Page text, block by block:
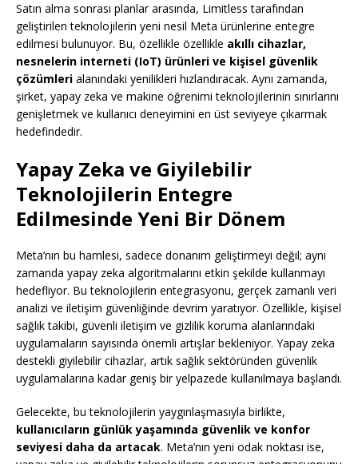
Satın alma sonrası planlar arasında, Limitless tarafından
geliştirilen teknolojilerin yeni nesil Meta ürünlerine entegre
edilmesi bulunuyor. Bu, özellikle özellikle akıllı cihazlar,
nesnelerin interneti (IoT) ürünleri ve kişisel güvenlik
çözümleri alanındaki yenilikleri hızlandıracak. Aynı zamanda,
şirket, yapay zeka ve makine öğrenimi teknolojilerinin sınırlarını
genişletmek ve kullanıcı deneyimini en üst seviyeye çıkarmak
hedefindedir.
Yapay Zeka ve Giyilebilir
Teknolojilerin Entegre
Edilmesinde Yeni Bir Dönem
Meta’nın bu hamlesi, sadece donanım geliştirmeyi değil; aynı
zamanda yapay zeka algoritmalarını etkin şekilde kullanmayı
hedefliyor. Bu teknolojilerin entegrasyonu, gerçek zamanlı veri
analizi ve iletişim güvenliğinde devrim yaratıyor. Özellikle, kişisel
sağlık takibi, güvenli iletişim ve gizlilik koruma alanlarındaki
uygulamaların sayısında önemli artışlar bekleniyor. Yapay zeka
destekli giyilebilir cihazlar, artık sağlık sektöründen güvenlik
uygulamalarına kadar geniş bir yelpazede kullanılmaya başlandı.
Gelecekte, bu teknolojilerin yaygınlaşmasıyla birlikte,
kullanıcıların günlük yaşamında güvenlik ve konfor
seviyesi daha da artacak. Meta’nın yeni odak noktası ise,